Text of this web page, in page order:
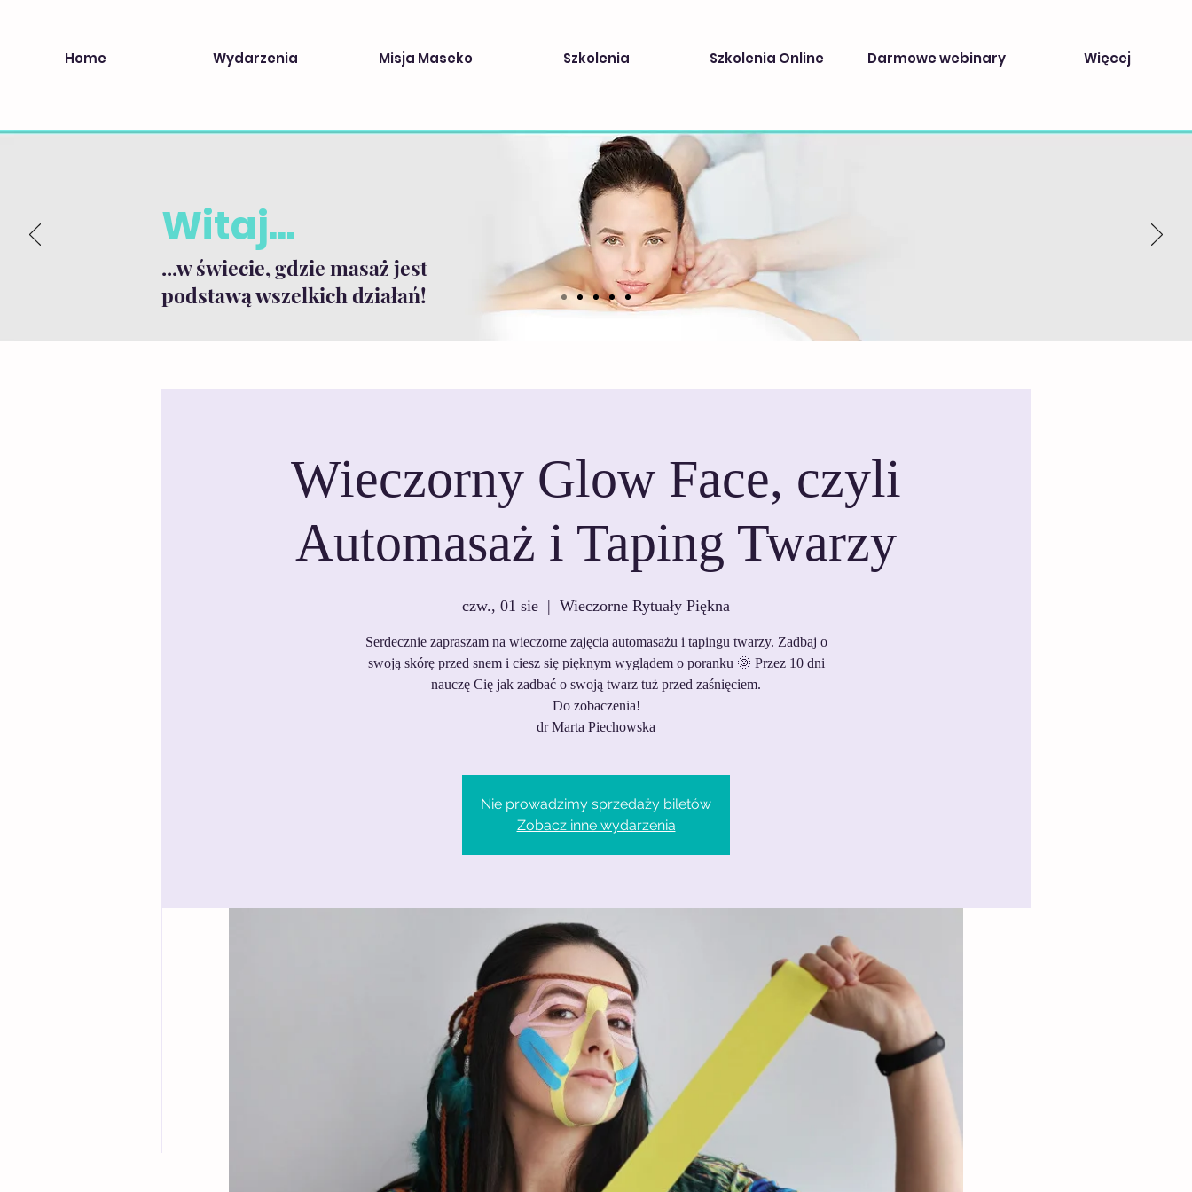
Home Wydarzenia Misja Maseko Szkolenia Szkolenia Online Darmowe webinary Więcej
Witaj...
...w świecie, gdzie masaż jest
podstawą wszelkich działań!
Wieczorny Glow Face, czyli
Automasaż i Taping Twarzy
czw., 01 sie
  |
Wieczorne Rytuały Piękna
Serdecznie zapraszam na wieczorne zajęcia automasażu i tapingu twarzy. Zadbaj o
swoją skórę przed snem i ciesz się pięknym wyglądem o poranku 🌞 Przez 10 dni
nauczę Cię jak zadbać o swoją twarz tuż przed zaśnięciem.
Do zobaczenia!
dr Marta Piechowska
Nie prowadzimy sprzedaży biletów
Zobacz inne wydarzenia